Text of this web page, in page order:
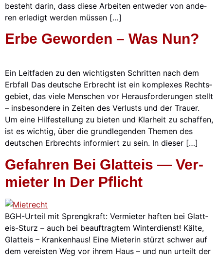
besteht dar­in, dass die­se Arbei­ten ent­we­der von ande­
ren erle­digt wer­den müs­sen […]
Erbe Gewor­den – Was Nun?
Ein Leit­fa­den zu den wich­tigs­ten Schrit­ten nach dem
Erb­fall Das deut­sche Erbrecht ist ein kom­ple­xes Rechts­
ge­biet, das vie­le Men­schen vor Her­aus­for­de­run­gen stellt
– ins­be­son­de­re in Zei­ten des Ver­lusts und der Trau­er.
Um eine Hil­fe­stel­lung zu bie­ten und Klar­heit zu schaf­fen,
ist es wich­tig, über die grund­le­gen­den The­men des
deut­schen Erb­rechts infor­miert zu sein. In die­ser […]
Gefah­ren Bei Glatt­eis — Ver­
Mie­ter In Der Pflicht
BGH-Urteil mit Spreng­kraft: Ver­mie­ter haf­ten bei Glat­t­
eis-Sturz – auch bei beauf­trag­tem Win­ter­dienst! Käl­te,
Glatt­eis – Kran­ken­haus! Eine Mie­te­rin stürzt schwer auf
dem ver­eis­ten Weg vor ihrem Haus – und nun urteilt der